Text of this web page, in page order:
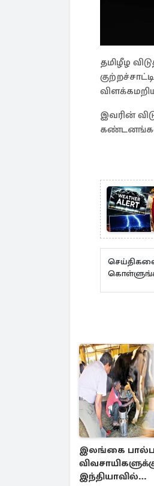
தமிழீழ
இவரின்
கண்டனங்கள்
இலங்கை
இந்தியாவில்